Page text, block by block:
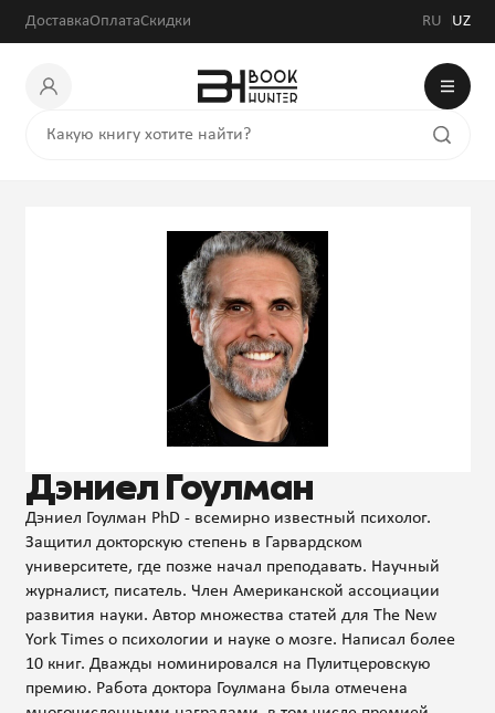
ДоставкаОплатаСкидки RU UZ
Дэниел Гоулман
Дэниел Гоулман PhD - всемирно известный психолог.
Защитил докторскую степень в Гарвардском
университете, где позже начал преподавать. Научный
журналист, писатель. Член Американской ассоциации
развития науки. Автор множества статей для The New
York Times о психологии и науке о мозге. Написал более
10 книг. Дважды номинировался на Пулитцеровскую
премию. Работа доктора Гоулмана была отмечена